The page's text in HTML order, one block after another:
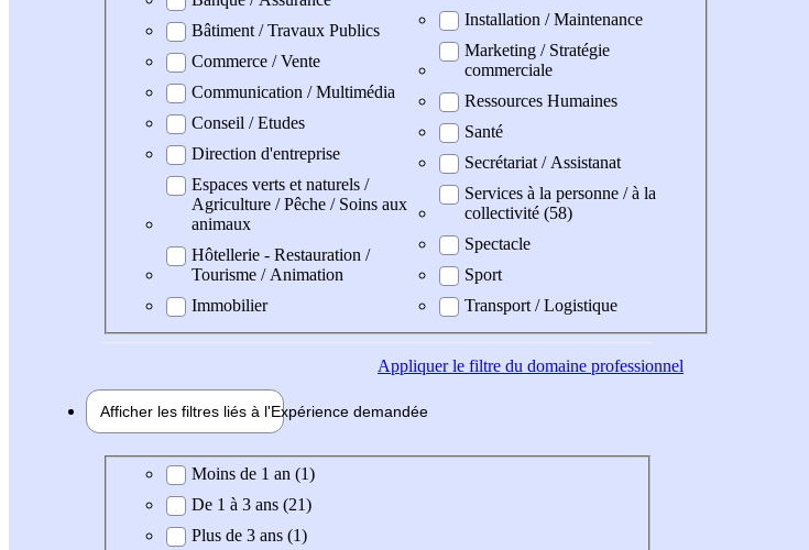
Bâtiment / Travaux Publics
Commerce / Vente
Communication / Multimédia
Conseil / Etudes
Direction d'entreprise
Espaces verts et naturels /
Agriculture / Pêche / Soins aux
animaux
Hôtellerie - Restauration /
Tourisme / Animation
Immobilier
Installation / Maintenance
Marketing / Stratégie
commerciale
Ressources Humaines
Santé
Secrétariat / Assistanat
Services à la personne / à la
collectivité (58)
Spectacle
Sport
Transport / Logistique
Appliquerle filtre du domaine professionnel
Afficher les filtres liés à l'Expérience demandée
Expérience demandée
Moins de 1 an (1)
De 1 à 3 ans (21)
Plus de 3 ans (1)